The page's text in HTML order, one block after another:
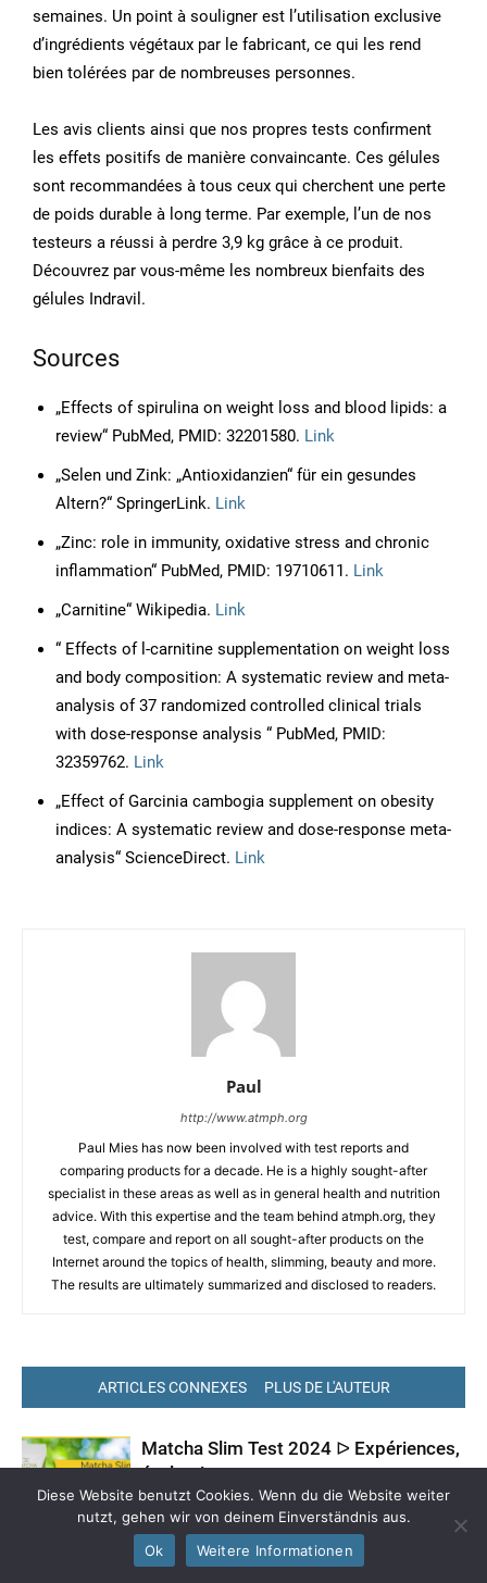
semaines. Un point à souligner est l’utilisation exclusive
d’ingrédients végétaux par le fabricant, ce qui les rend
bien tolérées par de nombreuses personnes.
Les avis clients ainsi que nos propres tests confirment
les effets positifs de manière convaincante. Ces gélules
sont recommandées à tous ceux qui cherchent une perte
de poids durable à long terme. Par exemple, l’un de nos
testeurs a réussi à perdre 3,9 kg grâce à ce produit.
Découvrez par vous-même les nombreux bienfaits des
gélules Indravil.
Sources
„Effects of spirulina on weight loss and blood lipids: a
review“ PubMed, PMID: 32201580. Link
„Selen und Zink: „Antioxidanzien“ für ein gesundes
Altern?“ SpringerLink. Link
„Zinc: role in immunity, oxidative stress and chronic
inflammation“ PubMed, PMID: 19710611. Link
„Carnitine“ Wikipedia. Link
“ Effects of l-carnitine supplementation on weight loss
and body composition: A systematic review and meta-
analysis of 37 randomized controlled clinical trials
with dose-response analysis “ PubMed, PMID:
32359762. Link
„Effect of Garcinia cambogia supplement on obesity
indices: A systematic review and dose-response meta-
analysis“ ScienceDirect. Link
Paul
http://www.atmph.org
Paul Mies has now been involved with test reports and
comparing products for a decade. He is a highly sought-after
specialist in these areas as well as in general health and nutrition
advice. With this expertise and the team behind atmph.org, they
test, compare and report on all sought-after products on the
Internet around the topics of health, slimming, beauty and more.
The results are ultimately summarized and disclosed to readers.
ARTICLES CONNEXES PLUS DE L'AUTEUR
minceur
Matcha Slim Test 2024 ᐅ Expériences,
évaluations et autotests
Test de Figur gélules 2024 ᐅ
Diese Website benutzt Cookies. Wenn du die Website weiter
nutzt, gehen wir von deinem Einverständnis aus.
Ok
Weitere Informationen